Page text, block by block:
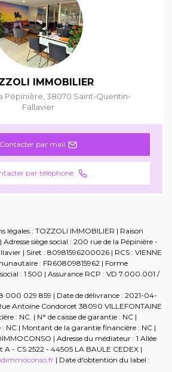
IMMOBILIER
Pépinière 38070 Saint-Quentin-
Fallavier
Contacter par mail
par téléphone
légales : TOZZOLI IMMOBILIER | Raison
Adresse siège social : 200 rue de la Pépinière -
| Siret : 80981596200026 | RCS : VIENNE
: FR60809815962 | Forme
: 1 500 | Assurance RCP : VD 7.000.001 /
000 029 859 | Date de délivrance : 2021-04-
Antoine Condorcet 38090 VILLEFONTAINE
: NC. | N° de caisse de garantie : NC |
: NC | Montant de la garantie financière : NC |
| Adresse du médiateur : 1 Allée
A - CS 2522 - 44505 LA BAULE CEDEX |
| Date d'obtention du label :